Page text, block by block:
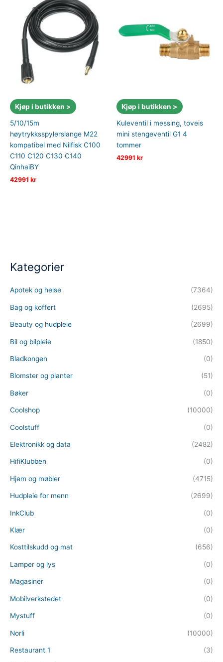
Kjøp i butikken >
5/10/15m
høytrykksspylerslange M22
kompatibel med Nilfisk C100
C110 C120 C130 C140
QinhaiBY
42991 kr
Kjøp i butikken >
Kuleventil i messing, toveis
mini stengeventil G1 4
tommer
42991 kr
Kategorier
Apotek og helse (7364)
Bag og koffert (2695)
Beauty og hudpleie (2699)
Bil og bilpleie (1850)
Bladkongen (0)
Blomster og planter (51)
Bøker (0)
Coolshop (10000)
Coolstuff (0)
Elektronikk og data (2482)
HifiKlubben (0)
Hjem og møbler (4715)
Hudpleie for menn (2699)
InkClub (0)
Klær (0)
Kosttilskudd og mat (656)
Lamper og lys (0)
Magasiner (0)
Mobilverkstedet (0)
Mystuff (0)
Norli (10000)
Restaurant 1 (3)